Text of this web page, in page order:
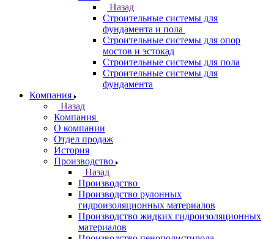
Назад
Строительные системы для
фундамента и пола
Строительные системы для опор
мостов и эстокад
Строительные системы для пола
Строительные системы для
фундамента
Компания
Назад
Компания
О компании
Отдел продаж
История
Производство
Назад
Производство
Производство рулонных
гидроизоляционных материалов
Производство жидких гидроизоляционных
материалов